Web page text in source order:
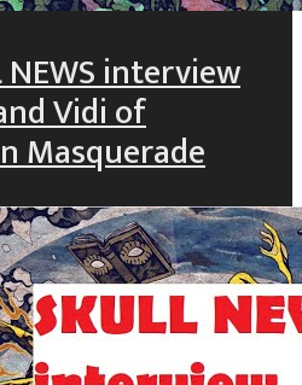
NEWS interview
Vidi of
Masquerade